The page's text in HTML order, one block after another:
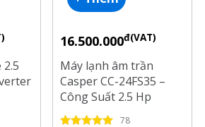
16.500.000đ(VAT)
Máy lạnh âm trần
Casper CC-24FS35 –
Công Suất 2.5 Hp
78